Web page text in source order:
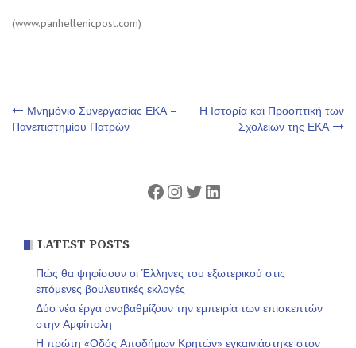
(www.panhellenicpost.com)
Πλοήγηση
Μνημόνιο Συνεργασίας ΕΚΑ –
Πανεπιστημίου Πατρών
Η Ιστορία και Προοπτική των
Σχολείων της ΕΚΑ
Facebook
Instagram
Twitter
Linkedin
LATEST POSTS
Πώς θα ψηφίσουν οι Έλληνες του εξωτερικού στις
επόμενες βουλευτικές εκλογές
Δύο νέα έργα αναβαθμίζουν την εμπειρία των επισκεπτών
στην Αμφίπολη
Η πρώτη «Οδός Αποδήμων Κρητών» εγκαινιάστηκε στον